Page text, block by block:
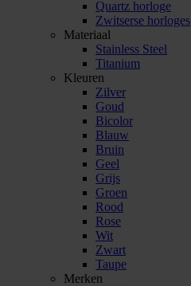
Quartz horloge
Zwitserse horloges
Materiaal
Stainless Steel
Titanium
Kleuren
Zilver
Goud
Bicolor
Blauw
Bruin
Geel
Grijs
Groen
Rood
Rose
Wit
Zwart
Taupe
Merken